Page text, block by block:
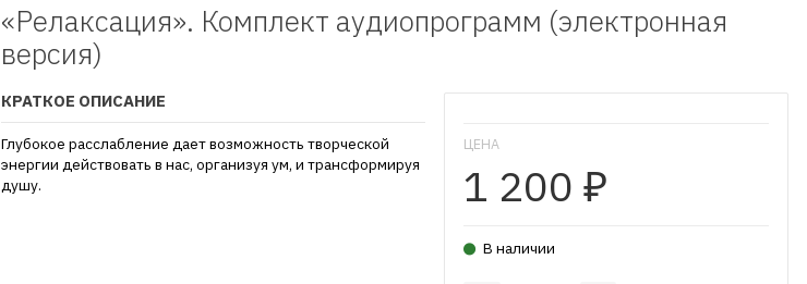
«Релаксация». Комплект аудиопрограмм (электронная
версия)
ЦЕНА
1 200 ₽
В наличии
КРАТКОЕ ОПИСАНИЕ
Глубокое расслабление дает возможность творческой
энергии действовать в нас, организуя ум, и трансформируя
душу.